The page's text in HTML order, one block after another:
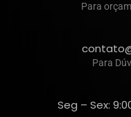
Para
Para
Seg – Sex: